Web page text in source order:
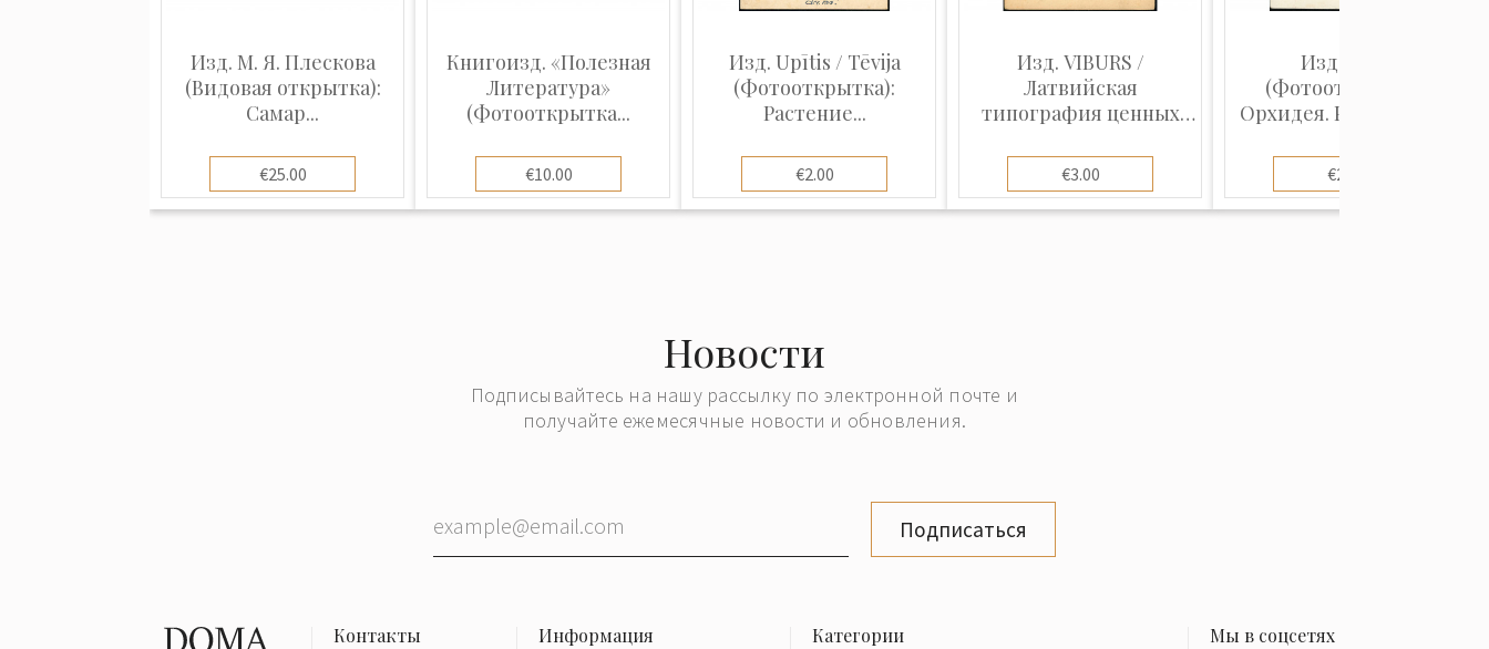
Изд. М. Я. Плескова
(Видовая открытка):
Самар...
€25.00
Книгоизд. «Полезная
Литература»
(Фотооткрытка...
€10.00
Изд. Upītis / Tēvija
(Фотооткрытка):
Растение...
€2.00
Изд. VIBURS /
Латвийская
типография ценных
€3.00
Изд. VAPP
(Фотооткрытка):
Орхидея. Ранняя Лат...
€2.00
Новости
Подписывайтесь на нашу рассылку по электронной почте и
получайте ежемесячные новости и обновления.
Подписаться